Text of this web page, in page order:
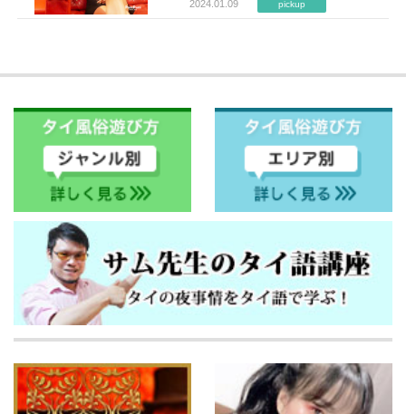
2024.01.09 pickup